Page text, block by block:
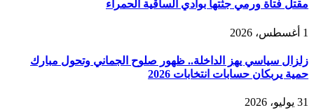
مقتل فتاة ورمي جثتها بوادي الساقية الحمراء
1 أغسطس، 2026
زلزال سياسي يهز الداخلة.. ظهور صلوح الجماني وتحول مبارك
حمية يربكان حسابات انتخابات 2026
31 يوليو، 2026